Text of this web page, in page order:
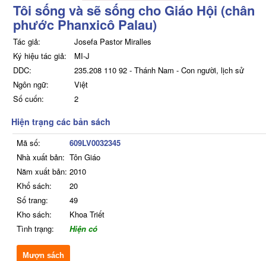
Tôi sống và sẽ sống cho Giáo Hội (chân
phước Phanxicô Palau)
Tác giả:
Josefa Pastor Miralles
Ký hiệu tác giả:
MI-J
DDC:
235.208 110 92 - Thánh Nam - Con người, lịch sử
Ngôn ngữ:
Việt
Số cuốn:
2
Hiện trạng các bản sách
Mã số:
609LV0032345
Nhà xuất bản: Tôn Giáo
Năm xuất bản: 2010
Khổ sách:
20
Số trang:
49
Kho sách:
Khoa Triết
Tình trạng:
Hiện có
Mượn sách